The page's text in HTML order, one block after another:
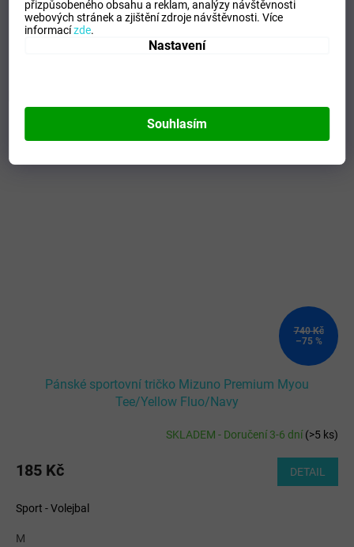
přizpůsobeného obsahu a reklam, analýzy návštěvnosti
webových stránek a zjištění zdroje návštěvnosti.Více
informacízde.
Nastavení
Souhlasím
740 Kč
–75 %
Pánské sportovní tričko Mizuno Premium Myou
Tee/Yellow Fluo/Navy
SKLADEM - Doručení 3-6 dní(>5 ks)
185 Kč DETAIL
Sport - Volejbal
M
Composicion:
100% Polyester
Modelo: